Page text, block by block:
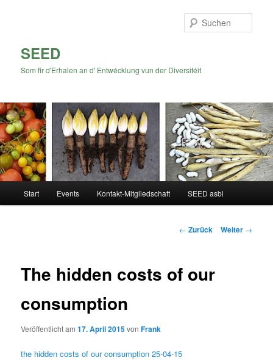
SEED
Som fir d'Erhalen an d' Entwécklung vun der Diversitéit
Start Events Kontakt-Mitgliedschaft SEED asbl
Beitrags-
← Zurück Weiter →
The hidden costs of our
consumption
Veröffentlicht am17. April 2015vonFrank
the hidden costs of our consumption 25-04-15